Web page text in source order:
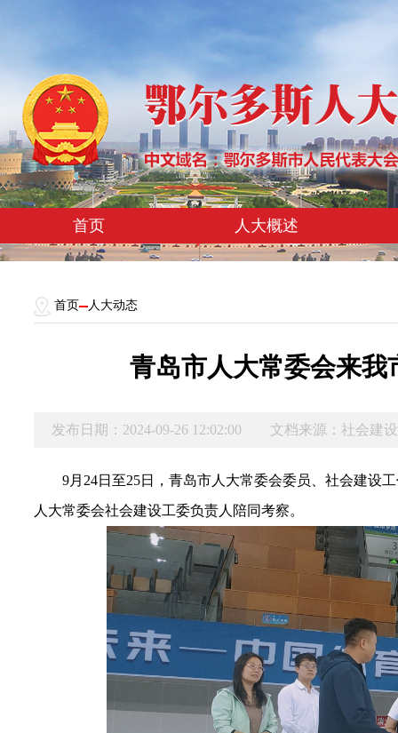
首页 人大概述
首页 人大动态
青岛市人大常委会来
发布日期：2024-09-26 12:02:00 文档来源：社会建
9月24日 至25日
，青岛市人大常委会委员、社会建设
人大常委会社会建设工委负责人 陪同考察。